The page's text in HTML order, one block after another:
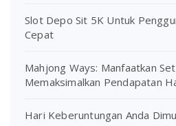
Slot Depo Sit 5K Untuk
Cepat
Mahjong Ways: Manfaatkan
Memaksimalkan Pendapatan
Hari Keberuntungan Anda